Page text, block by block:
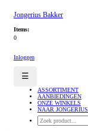
Jongerius Bakker
Items:
0
Inloggen
☰
ASSORTIMENT
AANBIEDINGEN
ONZE WINKELS
NAAR